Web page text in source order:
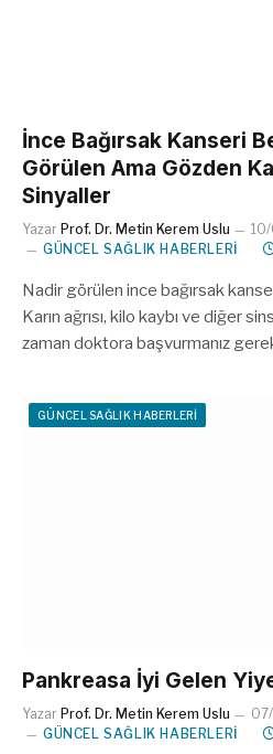
İnce Bağırsak Kanseri
Görülen Ama Gözden
Sinyaller
Yazar Prof. Dr. Metin Kerem Uslu
GÜNCEL SAĞLIK HABERLERI
Nadir görülen ince bağırsak
Karın ağrısı, kilo kaybı ve diğer
zaman doktora başvurmanız
GÜNCEL SAĞLIK HABERLERI
Pankreasa İyi Gelen
Yazar Prof. Dr. Metin Kerem Uslu
GÜNCEL SAĞLIK HABERLERI